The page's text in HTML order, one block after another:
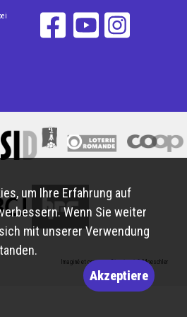
Imaginé et conçu parGiorgianni & Moeschler
um Ihre Erfahrung auf
Wenn Sie weiter
mit unserer Verwendung
Akzeptiere